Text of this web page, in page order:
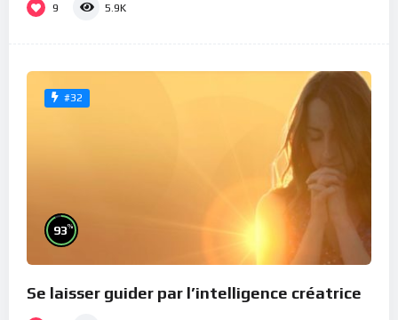
9 5.9K
#32
93%
Se laisser guider par l’intelligence créatrice